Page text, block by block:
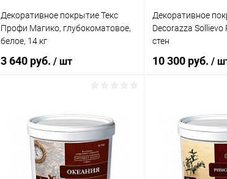
Декоративное покрытие Текс
Профи Магико, глубокоматовое,
белое, 14 кг
3 640 руб. / шт
В корзину
Купить в 1 клик Сравнение
В избранное В наличии
Декоративное
Decorazza
стен
10 300 руб. /
В
Купить в 1 клик
В избранное